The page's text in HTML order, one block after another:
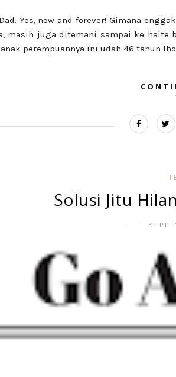
Yes, now and forever! Gimana
masih juga ditemani sampai ke halte
perempuannya ini udah 46 tahun lho,
Solusi Jitu